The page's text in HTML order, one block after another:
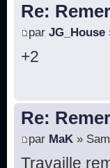
Re:
par JG_House
+2
Re:
par MaK »
Travaille